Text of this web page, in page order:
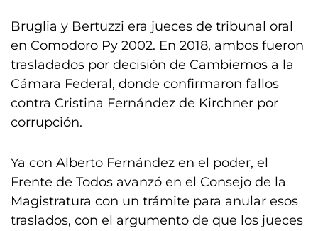
Bruglia y Bertuzzi era jueces de tribunal oral
en Comodoro Py 2002. En 2018, ambos fueron
trasladados por decisión de Cambiemos a la
Cámara Federal, donde confirmaron fallos
contra Cristina Fernández de Kirchner por
corrupción.
Ya con Alberto Fernández en el poder, el
Frente de Todos avanzó en el Consejo de la
Magistratura con un trámite para anular esos
traslados, con el argumento de que los jueces